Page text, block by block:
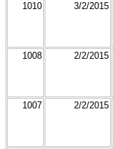
1010 3/2/2015
1008 2/2/2015
1007 2/2/2015